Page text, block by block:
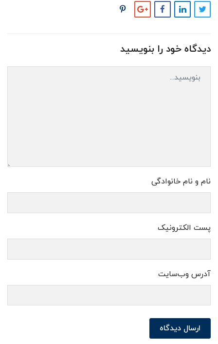
دیدگاه خود را بنویسید
نام و نام خانوادگی
پست الکترونیک
آدرس وب‌سایت
ارسال دیدگاه